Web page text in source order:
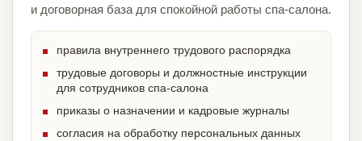
и договорная база для спокойной работы спа-салона.
правила внутреннего трудового распорядка
трудовые договоры и должностные инструкции
для сотрудников спа-салона
приказы о назначении и кадровые журналы
согласия на обработку персональных данных